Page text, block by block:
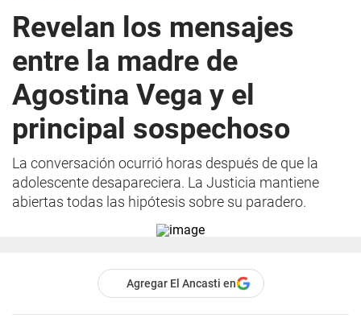
Revelan los mensajes
entre la madre de
Agostina Vega y el
principal sospechoso
La conversación ocurrió horas después de que la
adolescente desapareciera. La Justicia mantiene
abiertas todas las hipótesis sobre su paradero.
Agregar El Ancasti en